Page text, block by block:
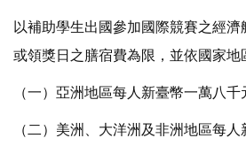
以補助學生出國參加國際競賽之經
或領獎日之膳宿費為限，並依國家地
（一）亞洲地區每人新臺幣一萬八千
（二）美洲、大洋洲及非洲地區每人